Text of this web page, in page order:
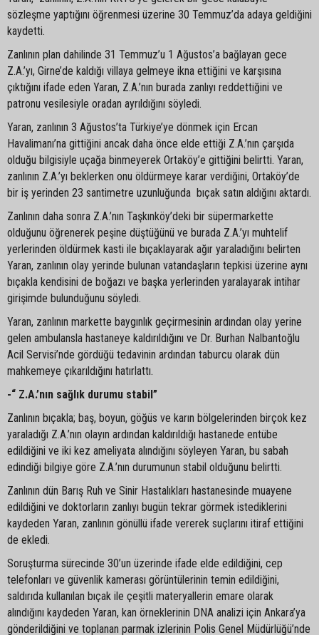
sözleşme yaptığını öğrenmesi üzerine 30 Temmuz’da adaya geldiğini
kaydetti.
Zanlının plan dahilinde 31 Temmuz’u 1 Ağustos’a bağlayan gece
Z.A.’yı, Girne’de kaldığı villaya gelmeye ikna ettiğini ve karşısına
çıktığını ifade eden Yaran, Z.A.’nın burada zanlıyı reddettiğini ve
patronu vesilesiyle oradan ayrıldığını söyledi.
Yaran, zanlının 3 Ağustos’ta Türkiye’ye dönmek için Ercan
Havalimanı’na gittiğini ancak daha önce elde ettiği Z.A.’nın çarşıda
olduğu bilgisiyle uçağa binmeyerek Ortaköy’e gittiğini belirtti. Yaran,
zanlının Z.A.’yı beklerken onu öldürmeye karar verdiğini, Ortaköy’de
bir iş yerinden 23 santimetre uzunluğunda bıçak satın aldığını aktardı.
Zanlının daha sonra Z.A.’nın Taşkınköy’deki bir süpermarkette
olduğunu öğrenerek peşine düştüğünü ve burada Z.A.’yı muhtelif
yerlerinden öldürmek kasti ile bıçaklayarak ağır yaraladığını belirten
Yaran, zanlının olay yerinde bulunan vatandaşların tepkisi üzerine aynı
bıçakla kendisini de boğazı ve başka yerlerinden yaralayarak intihar
girişimde bulunduğunu söyledi.
Yaran, zanlının markette baygınlık geçirmesinin ardından olay yerine
gelen ambulansla hastaneye kaldırıldığını ve Dr. Burhan Nalbantoğlu
Acil Servisi’nde gördüğü tedavinin ardından taburcu olarak dün
mahkemeye çıkarıldığını hatırlattı.
-“ Z.A.’nın sağlık durumu stabil”
Zanlının bıçakla; baş, boyun, göğüs ve karın bölgelerinden birçok kez
yaraladığı Z.A.’nın olayın ardından kaldırıldığı hastanede entübe
edildiğini ve iki kez ameliyata alındığını söyleyen Yaran, bu sabah
edindiği bilgiye göre Z.A.’nın durumunun stabil olduğunu belirtti.
Zanlının dün Barış Ruh ve Sinir Hastalıkları hastanesinde muayene
edildiğini ve doktorların zanlıyı bugün tekrar görmek istediklerini
kaydeden Yaran, zanlının gönüllü ifade vererek suçlarını itiraf ettiğini
de ekledi.
Soruşturma sürecinde 30’un üzerinde ifade elde edildiğini, cep
telefonları ve güvenlik kamerası görüntülerinin temin edildiğini,
saldırıda kullanılan bıçak ile çeşitli materyallerin emare olarak
alındığını kaydeden Yaran, kan örneklerinin DNA analizi için Ankara’ya
gönderildiğini ve toplanan parmak izlerinin Polis Genel Müdürlüğü’nde